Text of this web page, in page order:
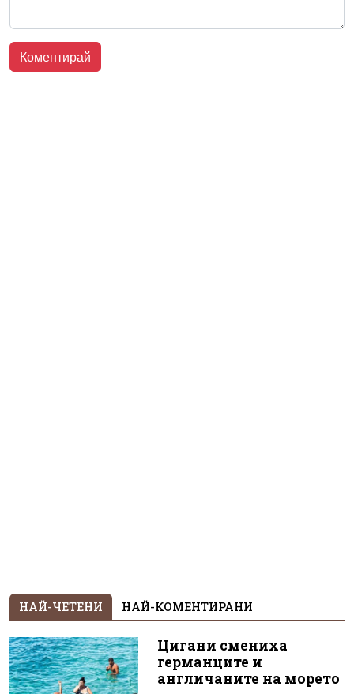
НАЙ-ЧЕТЕНИ НАЙ-КОМЕНТИРАНИ
Цигани смениха
германците и
англичаните на морето